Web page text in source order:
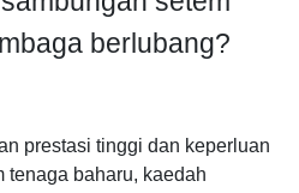
berlubang?
prestasi tinggi dan keperluan
tenaga baharu, kaedah